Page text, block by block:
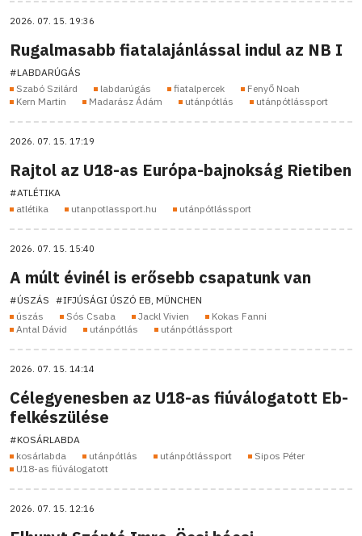
2026. 07. 15. 19:36
Rugalmasabb fiatalajánlással indul az NB I
#LABDARÚGÁS
Szabó Szilárd
labdarúgás fiatalpercek
Fenyő Noah
Kern Martin
Madarász Ádám utánpótlás utánpótlássport
2026. 07. 15. 17:19
Rajtol az U18-as Európa-bajnokság Rietiben
#ATLÉTIKA
atlétika
utanpotlassport.hu utánpótlássport
2026. 07. 15. 15:40
A múlt évinél is erősebb csapatunk van
#ÚSZÁS #IFJÚSÁGI ÚSZÓ EB, MÜNCHEN
úszás
Sós Csaba Jackl Vivien
Kokas Fanni
Antal Dávid
utánpótlás utánpótlássport
2026. 07. 15. 14:14
Célegyenesben az U18-as fiúválogatott Eb-
felkészülése
#KOSÁRLABDA
kosárlabda
utánpótlás utánpótlássport
Sipos Péter
U18-as fiúválogatott
2026. 07. 15. 12:16